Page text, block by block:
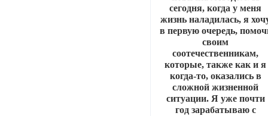
сегодня, когда у меня
жизнь наладилась, я
в первую очередь,
своим
соотечественникам,
которые, также как и я
когда-то, оказались в
сложной жизненной
ситуации. Я уже почти
год зарабатываю с